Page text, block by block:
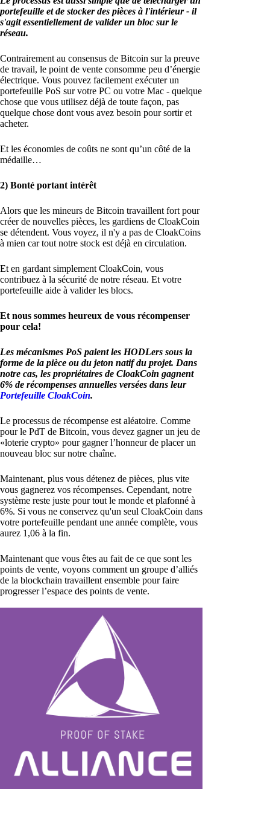
portefeuille et de stocker des pièces à l'intérieur - il
s'agit essentiellement de valider un bloc sur le
réseau.
Contrairement au consensus de Bitcoin sur la preuve
de travail, le point de vente consomme peu d’énergie
électrique. Vous pouvez facilement exécuter un
portefeuille PoS sur votre PC ou votre Mac - quelque
chose que vous utilisez déjà de toute façon, pas
quelque chose dont vous avez besoin pour sortir et
acheter.
Et les économies de coûts ne sont qu’un côté de la
médaille…
2) Bonté portant intérêt
Alors que les mineurs de Bitcoin travaillent fort pour
créer de nouvelles pièces, les gardiens de CloakCoin
se détendent. Vous voyez, il n'y a pas de CloakCoins
à mien car tout notre stock est déjà en circulation.
Et en gardant simplement CloakCoin, vous
contribuez à la sécurité de notre réseau. Et votre
portefeuille aide à valider les blocs.
Et nous sommes heureux de vous récompenser
pour cela!
Les mécanismes PoS paient les HODLers sous la
forme de la pièce ou du jeton natif du projet. Dans
notre cas, les propriétaires de CloakCoin gagnent
6% de récompenses annuelles versées dans leur
Portefeuille CloakCoin.
Le processus de récompense est aléatoire. Comme
pour le PdT de Bitcoin, vous devez gagner un jeu de
«loterie crypto» pour gagner l’honneur de placer un
nouveau bloc sur notre chaîne.
Maintenant, plus vous détenez de pièces, plus vite
vous gagnerez vos récompenses. Cependant, notre
système reste juste pour tout le monde et plafonné à
6%. Si vous ne conservez qu'un seul CloakCoin dans
votre portefeuille pendant une année complète, vous
aurez 1,06 à la fin.
Maintenant que vous êtes au fait de ce que sont les
points de vente, voyons comment un groupe d’alliés
de la blockchain travaillent ensemble pour faire
progresser l’espace des points de vente.